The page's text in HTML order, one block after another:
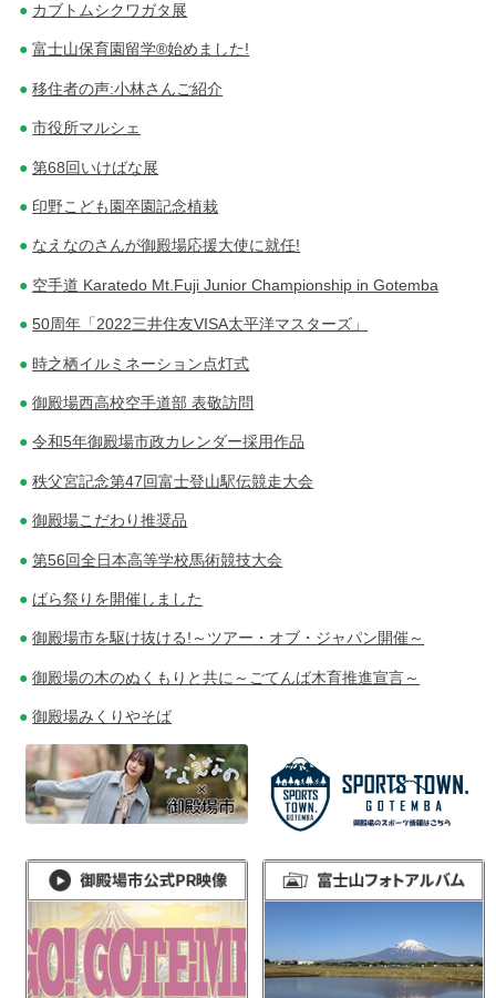
カブトムシクワガタ展
富士山保育園留学®始めました!
移住者の声:小林さんご紹介
市役所マルシェ
第68回いけばな展
印野こども園卒園記念植栽
なえなのさんが御殿場応援大使に就任!
空手道 Karatedo Mt.Fuji Junior Championship in Gotemba
50周年「2022三井住友VISA太平洋マスターズ」
時之栖イルミネーション点灯式
御殿場西高校空手道部 表敬訪問
令和5年御殿場市政カレンダー採用作品
秩父宮記念第47回富士登山駅伝競走大会
御殿場こだわり推奨品
第56回全日本高等学校馬術競技大会
ばら祭りを開催しました
御殿場市を駆け抜ける!～ツアー・オブ・ジャパン開催～
御殿場の木のぬくもりと共に～ごてんば木育推進宣言～
御殿場みくりやそば